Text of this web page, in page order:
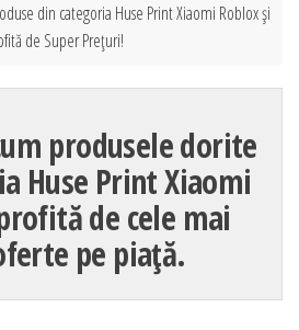
din categoria Huse Print Xiaomi Roblox și
de Super Prețuri!
produsele dorite
Huse Print Xiaomi
de cele mai
pe piață.